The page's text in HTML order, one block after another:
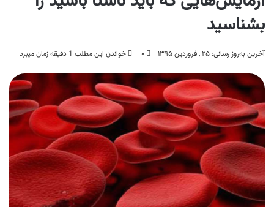
بشناسید
آخرین به‌روز رسانی: ۲۵ , فروردین ۱۳۹۵ ۰ خواندن این مطلب 1 دقیقه زمان میبرد